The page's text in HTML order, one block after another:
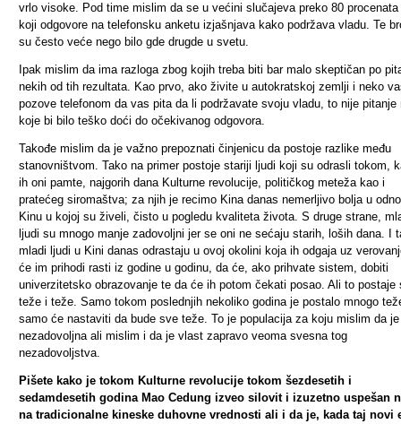
vrlo visoke. Pod time mislim da se u većini slučajeva preko 80 procenata
koji odgovore na telefonsku anketu izjašnjava kako podržava vladu. Te
su često veće nego bilo gde drugde u svetu.
Ipak mislim da ima razloga zbog kojih treba biti bar malo skeptičan po
nekih od tih rezultata. Kao prvo, ako živite u autokratskoj zemlji i neko
pozove telefonom da vas pita da li podržavate svoju vladu, to nije pitanje
koje bi bilo teško doći do očekivanog odgovora.
Takođe mislim da je važno prepoznati činjenicu da postoje razlike među
stanovništvom. Tako na primer postoje stariji ljudi koji su odrasli tokom,
ih oni pamte, najgorih dana Kulturne revolucije, političkog meteža kao i
pratećeg siromaštva; za njih je recimo Kina danas nemerljivo bolja u
Kinu u kojoj su živeli, čisto u pogledu kvaliteta života. S druge strane,
ljudi su mnogo manje zadovoljni jer se oni ne sećaju starih, loših dana. I
mladi ljudi u Kini danas odrastaju u ovoj okolini koja ih odgaja uz
će im prihodi rasti iz godine u godinu, da će, ako prihvate sistem, dobiti
univerzitetsko obrazovanje te da će ih potom čekati posao. Ali to postaje
teže i teže. Samo tokom poslednjih nekoliko godina je postalo mnogo
samo će nastaviti da bude sve teže. To je populacija za koju mislim da je
nezadovoljna ali mislim i da je vlast zapravo veoma svesna tog
nezadovoljstva.
Pišete kako je tokom Kulturne revolucije tokom šezdesetih i
sedamdesetih godina Mao Cedung izveo silovit i izuzetno uspešan
na tradicionalne kineske duhovne vrednosti ali i da je, kada taj novi